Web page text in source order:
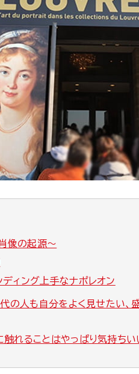
像の起源～
ディング上手なナポレオン
の人も自分をよく見せたい、
触れることはやっぱり気持ちい